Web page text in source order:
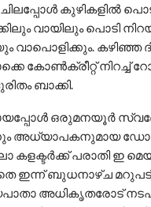
കുഴികളിൽ
വായിലും പൊടി
വാപൊളിക്കും. കഴിഞ്ഞ
കോൺക്രീറ്റ് നിറച്ച്
ബാക്കി.
ഒരുമനയൂർ
അധ്യാപകനുമായ
കളക്ടർക്ക് പരാതി ഇ
ഇന്ന് ബുധനാഴ്ച
അധികൃതരോട്